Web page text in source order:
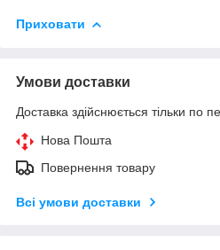
Приховати
Умови доставки
Доставка здійснюється тільки по
Нова Пошта
Повернення товару
Всі умови доставки